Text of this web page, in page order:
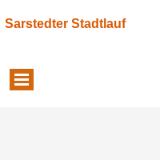
Sarstedter Stadtlauf